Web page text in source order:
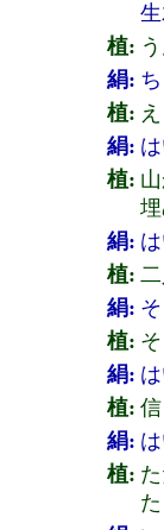
植:
絹:
植:
絹: は
植:
絹: は
植:
絹:
植:
絹: は
植:
絹: は
植: